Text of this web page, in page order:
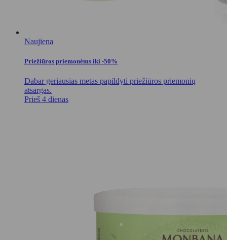
Naujiena
Priežiūros priemonėms iki -50%
Dabar geriausias metas papildyti priežiūros priemonių
atsargas.
Prieš 4 dienas